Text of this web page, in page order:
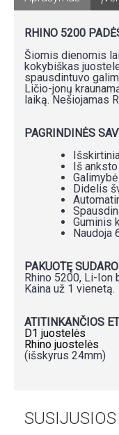
RHINO 5200
Šiomis dienomis
kokybiškas
spausdintuvo
Ličio-jonų
laiką. Nešiojamas
PAGRINDINĖS
Iš
Didelis
Guminis
Naudoja
PAKUOTĘ SUDARO
Rhino 5200, Li-Ion
Kaina už 1 vienetą.
ATITINKANČIOS
D1 juostelės
Rhino juostelės
(išskyrus 24mm)
SUSIJUSIOS